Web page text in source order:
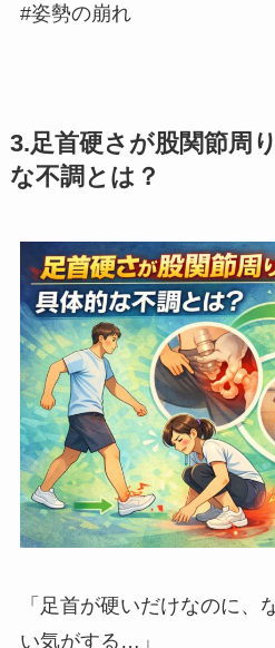
#姿勢の崩れ
3.足首硬さが股関節周
な不調とは？
「足首が硬いだけなのに、
い気がする…」